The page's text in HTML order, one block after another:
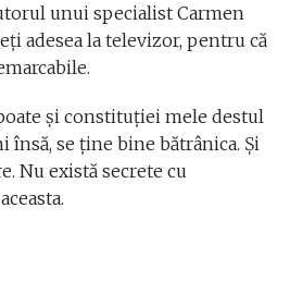
unui specialist Carmen
adesea la televizor, pentru că
și constituției mele destul
însă, se ține bine bătrânica. Și
Nu există secrete cu